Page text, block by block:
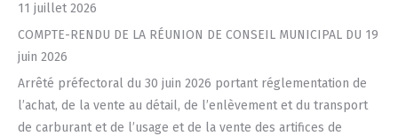
11 juillet 2026
COMPTE-RENDU DE LA RÉUNION DE CONSEIL MUNICIPAL DU 19
juin 2026
Arrêté préfectoral du 30 juin 2026 portant réglementation de
l’achat, de la vente au détail, de l’enlèvement et du transport
de carburant et de l’usage et de la vente des artifices de